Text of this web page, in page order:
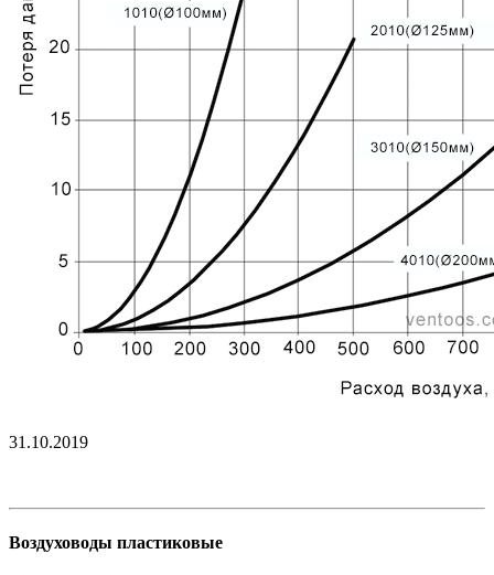
31.10.2019
Воздуховоды пластиковые